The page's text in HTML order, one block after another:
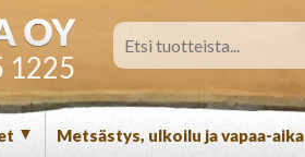
1225
▼ Metsästys, ulkoilu ja vapaa-aika